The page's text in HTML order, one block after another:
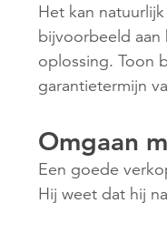
Het kan
bijvoorbeeld aan
oplossing. Toon
garantietermijn
Omgaan
Een goede
Hij weet dat hij